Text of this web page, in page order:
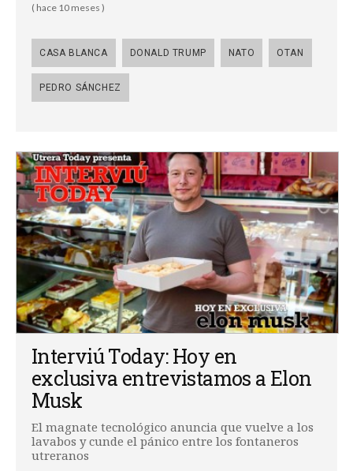
( hace 10 meses )
CASA BLANCA DONALD TRUMP NATO OTAN
PEDRO SÁNCHEZ
Interviú Today: Hoy en
exclusiva entrevistamos a Elon
Musk
El magnate tecnológico anuncia que vuelve a los
lavabos y cunde el pánico entre los fontaneros
utreranos